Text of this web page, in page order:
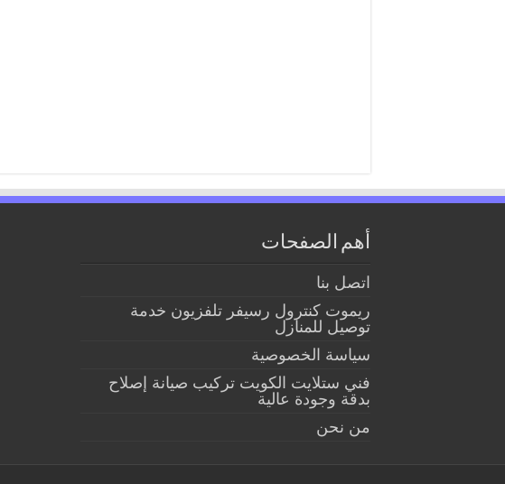
أهم الصفحات
اتصل بنا
ريموت كنترول رسيفر تلفزيون خدمة
توصيل للمنازل
سياسة الخصوصية
فني ستلايت الكويت تركيب صيانة إصلاح
بدقة وجودة عالية
من نحن